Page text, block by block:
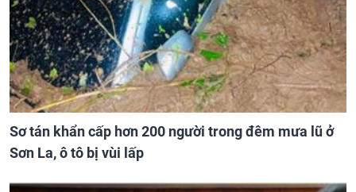
Sơ tán khẩn cấp hơn 200 người trong đêm mưa lũ ở
Sơn La, ô tô bị vùi lấp